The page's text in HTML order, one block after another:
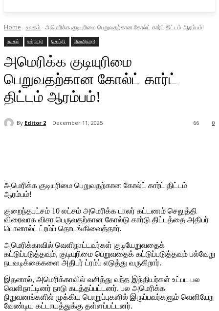
Home உலகம் அமெரிக்க குடியுரிமை பெறுவதற்கான கோல்ட் கார்ட் திட்டம் ஆரம்பம்!
உலகம் உள்நாடு செய்தி வெளிநாடு
அமெரிக்க குடியுரிமை
பெறுவதற்கான கோல்ட் கார்ட்
திட்டம் ஆரம்பம்!
By Editor 2 December 11, 2025 0
66
அமெரிக்க குடியுரிமை பெறுவதற்கான கோல்ட் கார்ட் திட்டம்
ஆரம்பம்!
குறைந்தபட்சம் 10 லட்சம் அமெரிக்க டாலர் கட்டணம் செலுத்தி
விரைவாக விசா பெருவதற்கான கோல்டு கார்டு திட்டத்தை அதிபர்
டொனால்ட் ட்ரம்ப் தொடங்கிவைத்தார்.
அமெரிக்காவில் வெளிநாட்டவர்கள் குடியேறுவதைக்
கட்டுப்படுத்தவும், குடியுரிமை பெறுவதைக் கட்டுப்படுத்தவும் பல்வேறு
நடவடிக்கைகளை அதிபர் ட்ரம்ப் எடுத்து வருகிறார்.
இதனால், அமெரிக்காவில் வசித்து வந்த இந்தியர்கள் உட்பட பல
வெளிநாட்டினர் நாடு கடத்தப்பட்டனர். பல அமெரிக்க
நிறுவனங்களில் முக்கிய பொறுப்புகளில் இருப்பவர்களும் வெளியேற
வேண்டிய கட்டாயத்துக்கு தள்ளப்பட்டனர்.